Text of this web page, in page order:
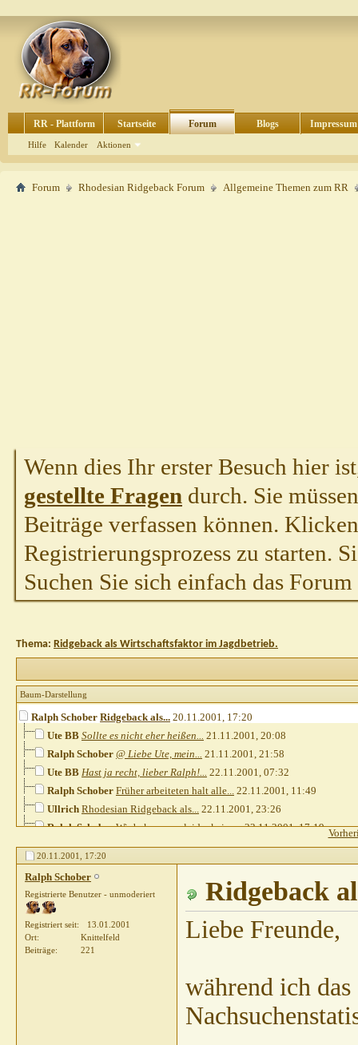
RR - Plattform Startseite Forum
Hilfe Kalender Aktionen
Blogs Impressum
Forum Rhodesian Ridgeback Forum Allgemeine Themen zum RR
Wenn dies Ihr erster Besuch hier
gestellte Fragen durch. Sie
Beiträge verfassen können.
Registrierungsprozess zu starten.
Suchen Sie sich einfach das
Thema: Ridgeback als Wirtschaftsfaktor im Jagdbetrieb.
Baum-Darstellung
Ralph Schober Ridgeback als... 20.11.2001, 17:20
Ute BB Sollte es nicht eher heißen... 21.11.2001, 20:08
Ralph Schober @ Liebe Ute, mein... 21.11.2001, 21:58
Ute BB Hast ja recht, lieber Ralph!... 22.11.2001, 07:32
Ralph Schober Früher arbeiteten halt alle... 22.11.2001, 11:49
Ullrich Rhodesian Ridgeback als... 22.11.2001, 23:26
Ralph Schober Wir bekommen leider keine...23.11.2001,17:19
Ullrich Ridgeback in jagdlicher Hand23.11.2001,19:32
20.11.2001, 17:20
Ralph Schober
Registrierte Benutzer - unmoderiert
Registriert seit
13.01.2001
Ort
Knittelfeld
Beiträge
221
Ridgeback
Liebe Freunde,
während ich